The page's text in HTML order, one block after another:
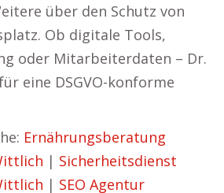
über den Schutz von
Ob digitale Tools,
oder Mitarbeiterdaten – Dr.
eine DSGVO-konforme
Ernährungsberatung
| Sicherheitsdienst
| SEO Agentur